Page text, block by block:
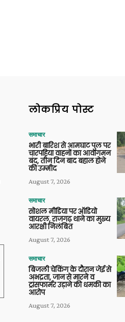
लोकप्रिय पोस्ट
समाचार
भारी बारिश से आमघाट पुल पर
चारपहिया वाहनों का आवागमन
बंद, तीन दिन बाद बहाल होने
की उम्मीद
August 7, 2026
समाचार
सोशल मीडिया पर ऑडियो
वायरल, राजगढ़ थाने का मुख्य
आरक्षी निलंबित
August 7, 2026
समाचार
बिजली चेकिंग के दौरान जेई से
अभद्रता, जान से मारने व
ट्रांसफार्मर उड़ाने की धमकी का
आरोप
August 7, 2026